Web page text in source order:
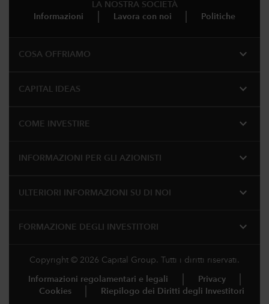
LA NOSTRA SOCIETÀ
Informazioni
Lavora con noi Politiche
COSA OFFRIAMO expand_more
CAPITAL IDEAS expand_more
COME INVESTIRE expand_more
INFORMAZIONI PER GLI AZIONISTI expand_more
ULTERIORI INFORMAZIONI SU DI NOI expand_more
FORMAZIONE DEGLI INVESTITORI expand_more
Copyright © 2026 Capital Group. Tutti i diritti riservati.
Informazioni regolamentari e legali
Privacy
Cookies
Riepilogo dei Diritti degli Investitori